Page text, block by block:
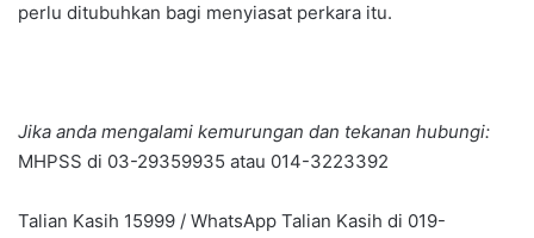
perlu ditubuhkan bagi menyiasat perkara itu.
Jika anda mengalami kemurungan dan tekanan hubungi:
MHPSS di 03-29359935 atau 014-3223392
Talian Kasih 15999 / WhatsApp Talian Kasih di 019-